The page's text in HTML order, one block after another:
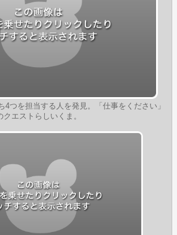
4つを担当する人を発見。「仕事をください」
クエストらしいくま。